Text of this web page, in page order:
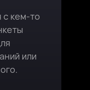
с кем-то
или